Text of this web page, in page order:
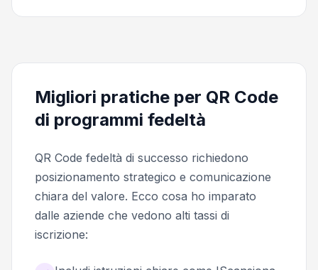
Migliori pratiche per QR Code
di programmi fedeltà
QR Code fedeltà di successo richiedono
posizionamento strategico e comunicazione
chiara del valore. Ecco cosa ho imparato
dalle aziende che vedono alti tassi di
iscrizione: